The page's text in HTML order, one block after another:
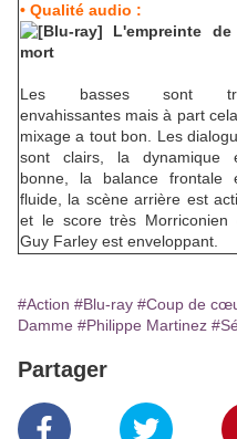
• Qualité audio :
Les basses sont
envahissantes mais à part
mixage a tout bon. Les
sont clairs, la dynamique
bonne, la balance frontale
fluide, la scène arrière est
et le score très Morriconien
Guy Farley est enveloppant.
#Action #Blu-ray #Coup de
Damme #Philippe Martinez
Partager